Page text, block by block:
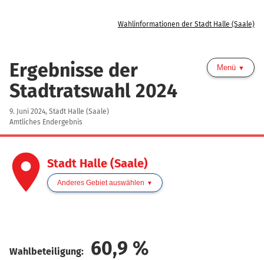
Wahlinformationen der Stadt Halle (Saale)
Ergebnisse der
Stadtratswahl 2024
9. Juni 2024, Stadt Halle (Saale)
Amtliches Endergebnis
Menü
placeStadt Halle (Saale)
Anderes Gebiet auswählen
Wahlbeteiligung: 60,9 %